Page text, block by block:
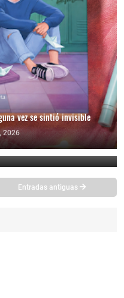
vez se sintió invisible
2026
de Eckhart Tolle
Entradas antiguas